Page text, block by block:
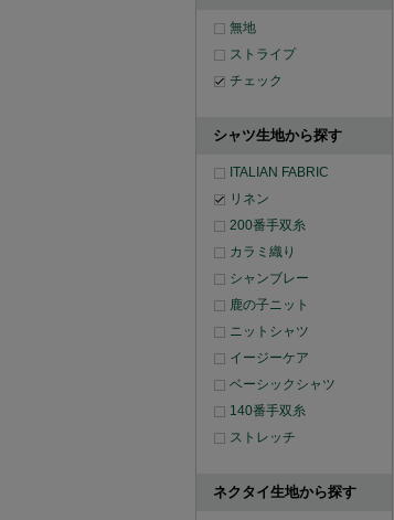
無地
ストライプ
チェック
シャツ生地から探す
ITALIAN FABRIC
リネン
200番手双糸
カラミ織り
シャンブレー
鹿の子ニット
ニットシャツ
イージーケア
ベーシックシャツ
140番手双糸
ストレッチ
ネクタイ生地から探す